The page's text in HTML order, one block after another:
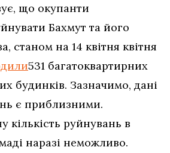
що окупанти
Бахмут та його
станом на 14 квітня квітня
531 багатоквартирних
будинків. Зазначимо, дані
є приблизними.
кількість руйнувань в
наразі неможливо.